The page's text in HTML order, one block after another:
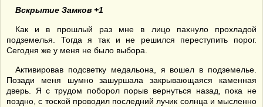
Вскрытие Замков +1
Как и в прошлый раз мне в лицо пахнуло прохладой
подземелья. Тогда я так и не решился переступить порог.
Сегодня же у меня не было выбора.
Активировав подсветку медальона, я вошел в подземелье.
Позади меня шумно зашуршала закрывающаяся каменная
дверь. Я с трудом поборол порыв вернуться назад, пока не
поздно, с тоской проводил последний лучик солнца и мысленно